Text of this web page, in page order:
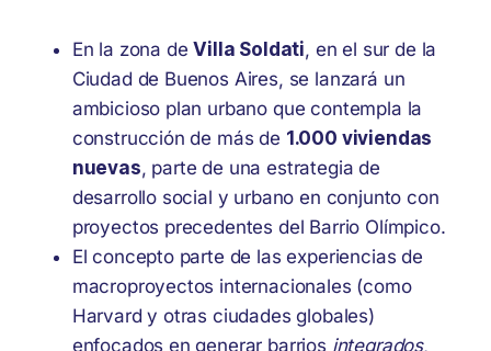
En la zona deVilla Soldati, en el sur de la
Ciudad de Buenos Aires, se lanzará un
ambicioso plan urbano que contempla la
construcción de más de 1.000 viviendas
nuevas, parte de una estrategia de
desarrollo social y urbano en conjunto con
proyectos precedentes del Barrio Olímpico.
El concepto parte de las experiencias de
macroproyectos internacionales (como
Harvard y otras ciudades globales)
enfocados en generar barrios integrados,